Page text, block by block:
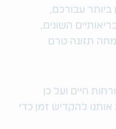
עבורכם,
השונים,
תזונה טרם
חיים ועל כן
להקדיש זמן כדי